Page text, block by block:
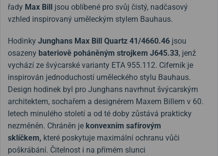
řady Max Bill jsou oblíbené pro svůj čistý, nadčasový
vzhled inspirovaný uměleckým stylem Bauhaus.
Hodinky Junghans Max Bill Quartz 41/4660.46 jsou
osazeny bateriově poháněným strojkem J645.33, jenž
vychází ze švýcarské varianty ETA 955.112. Ciferník je
inspirován jednoduchostí uměleckého stylu Bauhaus.
Design hodinek byl pro Junghans navrhnut švýcarským
architektem, sochařem a designérem Maxem Billem v 60.
letech minulého století a od té doby zůstává prakticky
nezměněn. Chráněn je konvexním safírovým
sklíčkem, které poskytuje maximální ochranu vůči
poškrábání. Čitelnost i na přímém slunci